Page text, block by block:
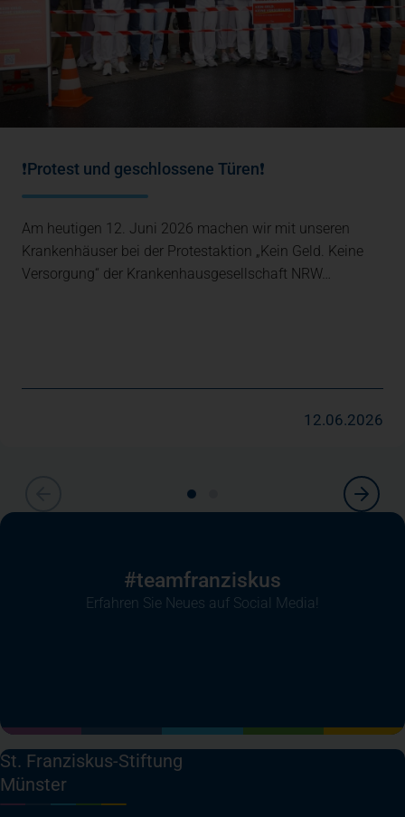
❗Protest und geschlossene Türen❗
Am heutigen 12. Juni 2026 machen wir mit unseren
Krankenhäuser bei der Protestaktion „Kein Geld. Keine
Versorgung“ der Krankenhausgesellschaft NRW…
12.06.2026
#teamfranziskus
Erfahren Sie Neues auf Social Media!
St. Franziskus-Stiftung
Münster